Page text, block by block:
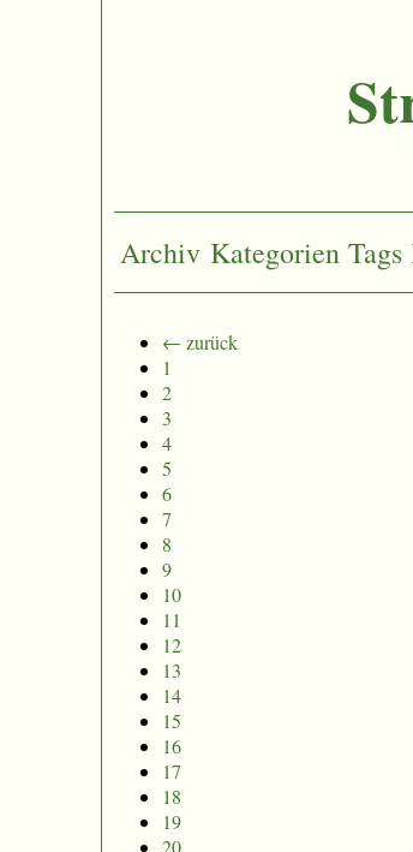
Archiv Kategorien Tags
← zurück
1
2
3
4
5
6
7
8
9
10
11
12
13
14
15
16
17
18
19
20